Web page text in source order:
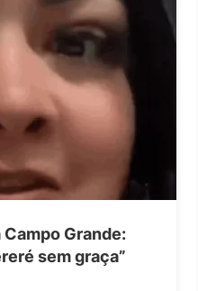
Grande:
sem graça”